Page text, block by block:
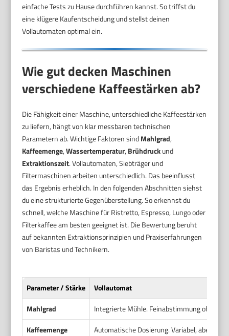
einfache Tests zu Hause durchführen kannst. So triffst du
eine klügere Kaufentscheidung und stellst deinen
Vollautomaten optimal ein.
Wie gut decken Maschinen
verschiedene Kaffeestärken ab?
Die Fähigkeit einer Maschine, unterschiedliche Kaffeestärken
zu liefern, hängt von klar messbaren technischen
Parametern ab. Wichtige Faktoren sindMahlgrad,
Kaffeemenge,Wassertemperatur, Brühdruckund
Extraktionszeit. Vollautomaten, Siebträger und
Filtermaschinen arbeiten unterschiedlich. Das beeinflusst
das Ergebnis erheblich. In den folgenden Abschnitten siehst
du eine strukturierte Gegenüberstellung. So erkennst du
schnell, welche Maschine für Ristretto, Espresso, Lungo oder
Filterkaffee am besten geeignet ist. Die Bewertung beruht
auf bekannten Extraktionsprinzipien und Praxiserfahrungen
von Baristas und Technikern.
Parameter / Stärke
Vollautomat
Mahlgrad
Integrierte Mühle. Feinabstimmung oft
Kaffeemenge
Automatische Dosierung. Variabel, aber oft